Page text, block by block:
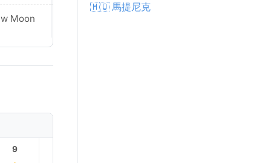
Moon
9
🇲🇶 馬提尼克